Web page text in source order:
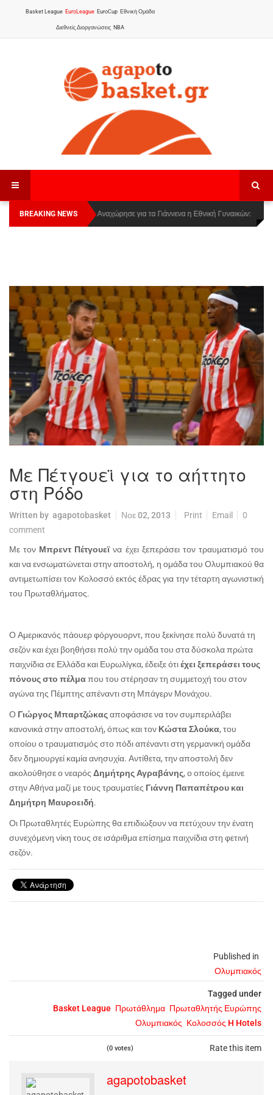
Basket League EuroLeague EuroCup Εθνική Ομάδα
Διεθνείς Διοργανώσεις NBA
BREAKING NEWS
Οι Πάνθηρες Καβάλας στην Women Basketball
League 1
Αναχώρησε για τα Γιάννενα η Εθνική Γυναικών
Με Πέτγουεϊ για το αήττητο
στη Ρόδο
Written by agapotobasket Νοε 02, 2013 Print Email
0
comment
Published in
Ολυμπιακός
Tagged under
Basket League Πρωτάθλημα Πρωταθλητής Ευρώπης
Ολυμπιακός Κολοσσός H Hotels
Rate this item
(0 votes)
Με τον Μπρεντ Πέτγουεϊνα έχει ξεπεράσει τον τραυματισμό του
και να ενσωματώνεται στην αποστολή, η ομάδα του Ολυμπιακού θα
αντιμετωπίσει τον Κολοσσό εκτός έδρας για την τέταρτη αγωνιστική
του Πρωταθλήματος.
Ο Αμερικανός πάουερ φόργουορντ, που ξεκίνησε πολύ δυνατά τη
σεζόν και έχει βοηθήσει πολύ την ομάδα του στα δύσκολα πρώτα
παιχνίδια σε Ελλάδα και Ευρωλίγκα, έδειξε ότιέχει ξεπεράσει τους
πόνους στο πέλμαπου του στέρησαν τη συμμετοχή του στον
αγώνα της Πέμπτης απέναντι στη Μπάγερν Μονάχου.
Ο Γιώργος Μπαρτζώκαςαποφάσισε να τον συμπεριλάβει
κανονικά στην αποστολή, όπως και τον Κώστα Σλούκα, του
οποίου ο τραυματισμός στο πόδι απέναντι στη γερμανική ομάδα
δεν δημιουργεί καμία ανησυχία. Αντίθετα, την αποστολή δεν
ακολούθησε ο νεαρός Δημήτρης Αγραβάνης, ο οποίος έμεινε
στην Αθήνα μαζί με τους τραυματίες Γιάννη Παπαπέτρου και
Δημήτρη Μαυροειδή.
Οι Πρωταθλητές Ευρώπης θα επιδιώξουν να πετύχουν την ένατη
συνεχόμενη νίκη τους σε ισάριθμα επίσημα παιχνίδια στη φετινή
σεζόν.
agapotobasket